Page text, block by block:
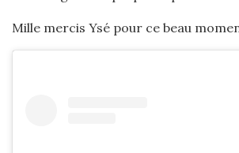
Mille mercis Ysé pour ce beau